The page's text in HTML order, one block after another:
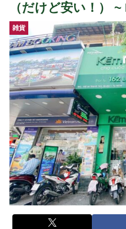
（だけど安い！）
雑貨